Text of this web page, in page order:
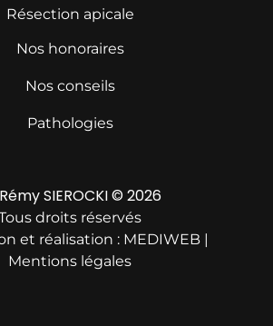
Résection apicale
Nos honoraires
Nos conseils
Pathologies
SIEROCKI © 2026
droits réservés
et réalisation : MEDIWEB |
Mentions légales